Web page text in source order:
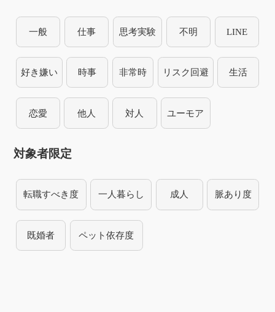
一般 仕事 思考実験 不明 LINE
好き嫌い 時事 非常時 リスク回避 生活
恋愛 他人 対人 ユーモア
対象者限定
転職すべき度 一人暮らし 成人 脈あり度
既婚者 ペット依存度